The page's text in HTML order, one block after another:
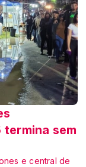
sem
e central de